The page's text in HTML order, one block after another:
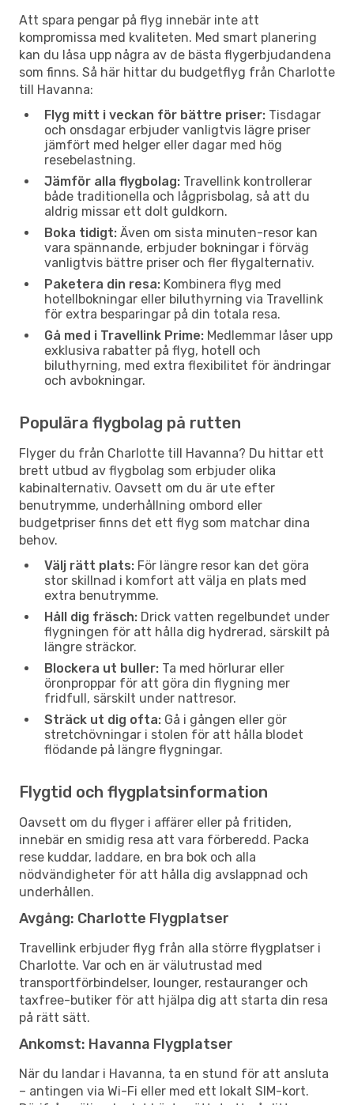
Att spara pengar på flyg innebär inte att
kompromissa med kvaliteten. Med smart planering
kan du låsa upp några av de bästa flygerbjudandena
som finns. Så här hittar du budgetflyg från Charlotte
till Havanna:
Flyg mitt i veckan för bättre priser: Tisdagar
och onsdagar erbjuder vanligtvis lägre priser
jämfört med helger eller dagar med hög
resebelastning.
Jämför alla flygbolag: Travellink kontrollerar
både traditionella och lågprisbolag, så att du
aldrig missar ett dolt guldkorn.
Boka tidigt: Även om sista minuten-resor kan
vara spännande, erbjuder bokningar i förväg
vanligtvis bättre priser och fler flygalternativ.
Paketera din resa: Kombinera flyg med
hotellbokningar eller biluthyrning via Travellink
för extra besparingar på din totala resa.
Gå med i Travellink Prime: Medlemmar låser upp
exklusiva rabatter på flyg, hotell och
biluthyrning, med extra flexibilitet för ändringar
och avbokningar.
Populära flygbolag på rutten
Flyger du från Charlotte till Havanna? Du hittar ett
brett utbud av flygbolag som erbjuder olika
kabinalternativ. Oavsett om du är ute efter
benutrymme, underhållning ombord eller
budgetpriser finns det ett flyg som matchar dina
behov.
Välj rätt plats: För längre resor kan det göra
stor skillnad i komfort att välja en plats med
extra benutrymme.
Håll dig fräsch: Drick vatten regelbundet under
flygningen för att hålla dig hydrerad, särskilt på
längre sträckor.
Blockera ut buller: Ta med hörlurar eller
öronproppar för att göra din flygning mer
fridfull, särskilt under nattresor.
Sträck ut dig ofta: Gå i gången eller gör
stretchövningar i stolen för att hålla blodet
flödande på längre flygningar.
Flygtid och flygplatsinformation
Oavsett om du flyger i affärer eller på fritiden,
innebär en smidig resa att vara förberedd. Packa
rese kuddar, laddare, en bra bok och alla
nödvändigheter för att hålla dig avslappnad och
underhållen.
Avgång: Charlotte Flygplatser
Travellink erbjuder flyg från alla större flygplatser i
Charlotte. Var och en är välutrustad med
transportförbindelser, lounger, restauranger och
taxfree-butiker för att hjälpa dig att starta din resa
på rätt sätt.
Ankomst: Havanna Flygplatser
När du landar i Havanna, ta en stund för att ansluta
– antingen via Wi-Fi eller med ett lokalt SIM-kort.